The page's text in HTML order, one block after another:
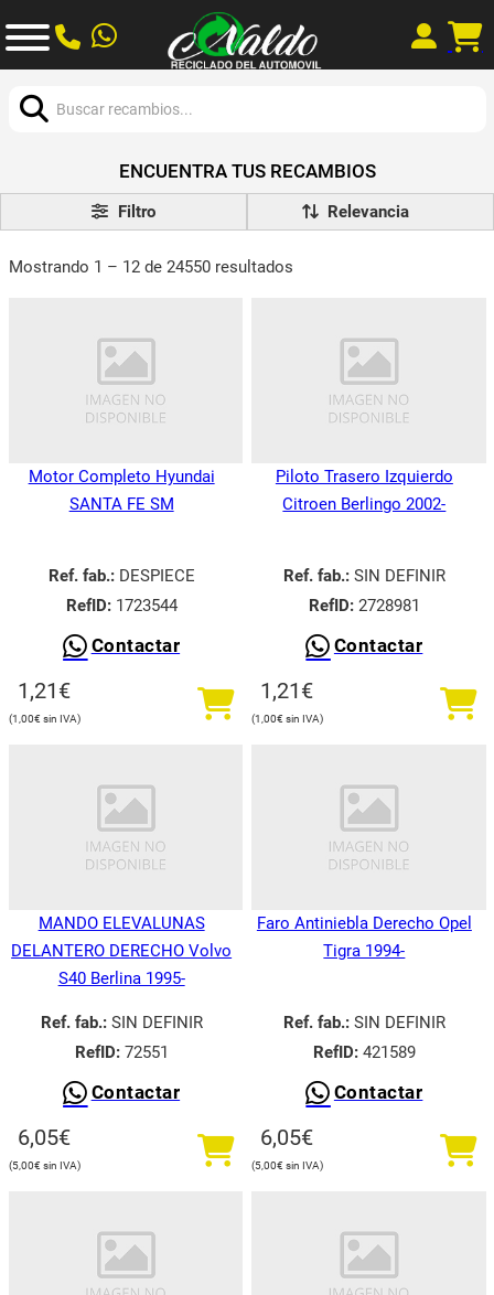
ENCUENTRA TUS RECAMBIOS
Filtro
Mostrando 1 – 12 de 24550 resultados
Motor Completo Hyundai
SANTA FE SM
Ref. fab.:DESPIECE
RefID:1723544
Contactar
1,21€
1,00€
Piloto Trasero Izquierdo
Citroen Berlingo 2002-
Ref. fab.:SIN DEFINIR
RefID:2728981
Contactar
1,21€
1,00€
MANDO ELEVALUNAS
DELANTERO DERECHO Volvo
S40 Berlina 1995-
Ref. fab.:SIN DEFINIR
RefID:72551
Contactar
6,05€
5,00€
Faro Antiniebla Derecho Opel
Tigra 1994-
Ref. fab.:SIN DEFINIR
RefID:421589
Contactar
6,05€
5,00€